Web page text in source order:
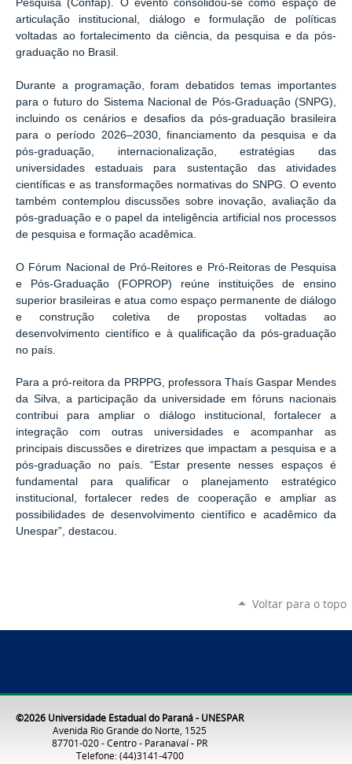
Pesquisa (Confap). O evento consolidou-se como espaço de
articulação institucional, diálogo e formulação de políticas
voltadas ao fortalecimento da ciência, da pesquisa e da pós-
graduação no Brasil.
Durante a programação, foram debatidos temas importantes
para o futuro do Sistema Nacional de Pós-Graduação (SNPG),
incluindo os cenários e desafios da pós-graduação brasileira
para o período 2026–2030, financiamento da pesquisa e da
pós-graduação, internacionalização, estratégias das
universidades estaduais para sustentação das atividades
científicas e as transformações normativas do SNPG. O evento
também contemplou discussões sobre inovação, avaliação da
pós-graduação e o papel da inteligência artificial nos processos
de pesquisa e formação acadêmica.
O Fórum Nacional de Pró-Reitores e Pró-Reitoras de Pesquisa
e Pós-Graduação (FOPROP) reúne instituições de ensino
superior brasileiras e atua como espaço permanente de diálogo
e construção coletiva de propostas voltadas ao
desenvolvimento científico e à qualificação da pós-graduação
no país.
Para a pró-reitora da PRPPG, professora Thaís Gaspar Mendes
da Silva, a participação da universidade em fóruns nacionais
contribui para ampliar o diálogo institucional, fortalecer a
integração com outras universidades e acompanhar as
principais discussões e diretrizes que impactam a pesquisa e a
pós-graduação no país. “Estar presente nesses espaços é
fundamental para qualificar o planejamento estratégico
institucional, fortalecer redes de cooperação e ampliar as
possibilidades de desenvolvimento científico e acadêmico da
Unespar”, destacou.
Voltar para o topo
©2026 Universidade Estadual do Paraná - UNESPAR
Avenida Rio Grande do Norte, 1525
87701-020 - Centro - Paranavaí - PR
Telefone: (44)3141-4700